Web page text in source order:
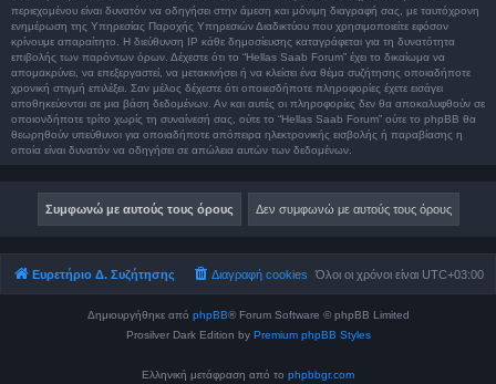
περιεχομένου είναι δυνατόν να οδηγήσει στην άμεση και μόνιμη διαγραφή σας, με ταυτόχρονη
ενημέρωση της Υπηρεσίας Παροχής Υπηρεσιών Διαδικτύου που χρησιμοποιείτε εφόσον
κρίνουμε απαραίτητο. Η διεύθυνση IP κάθε δημοσίευσης καταγράφεται για τη δυνατότητα
επιβολής των παρόντων όρων. Δέχεστε ότι το “Hellas Saab Forum” έχει το δικαίωμα να
απομακρύνει, να επεξεργαστεί, να μετακινήσει ή να κλείσει ένα θέμα συζήτησης οποιαδήποτε
χρονική στιγμή επιλέξει. Σαν μέλος δέχεστε ότι οποιεσδήποτε πληροφορίες έχετε εισάγει
αποθηκεύονται σε μια βάση δεδομένων. Αν και αυτές οι πληροφορίες δεν θα αποκαλυφθούν σε
οποιονδήποτε τρίτο χωρίς τη συναίνεσή σας, ούτε το “Hellas Saab Forum” ούτε το phpBB θα
θεωρηθούν υπεύθυνοι για οποιαδήποτε απόπειρα ηλεκτρονικής εισβολής ή παραβίασης η
οποία είναι δυνατόν να οδηγήσει σε απώλεια αυτών των δεδομένων.
Ευρετήριο Δ. Συζήτησης Όλοι οι χρόνοι είναι UTC+03:00
Διαγραφή cookies
Δημιουργήθηκε από phpBB® Forum Software © phpBB Limited
Prosilver Dark Edition by Premium phpBB Styles
Ελληνική μετάφραση από το phpbbgr.com